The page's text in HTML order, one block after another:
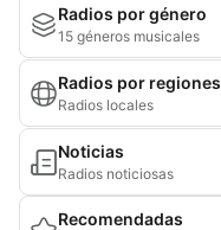
Radios por género
15 géneros musicales
Radios por regiones
Radios locales
Noticias
Radios noticiosas
Recomendadas